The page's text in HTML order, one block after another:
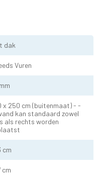
dak
Vuren
x 250 cm (buitenmaat) - -
kan standaard zowel
als rechts worden
cm
cm